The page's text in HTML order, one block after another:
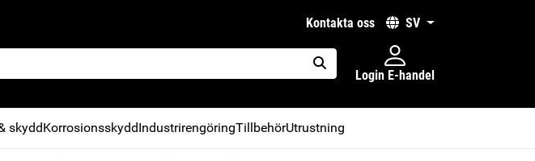
kontakta oss SV
placeholder.search
Login E-handel
skyddKorrosionsskyddIndustrirengöringTillbehörUtrustning